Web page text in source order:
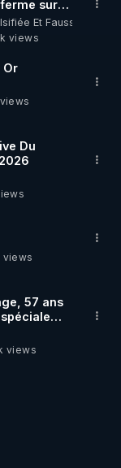
méditation et
code
sur
Et Fausse
views
Or
Du
views
57 ans
👨 🚀✨
views